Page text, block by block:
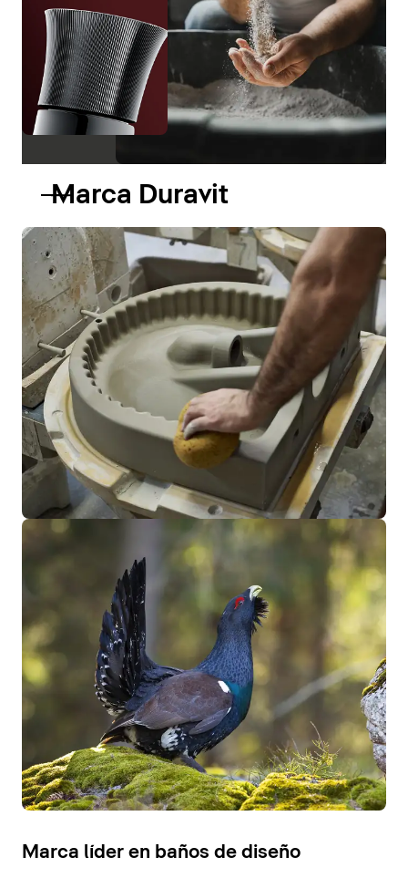
Marca Duravit
Marca líder en baños de diseño